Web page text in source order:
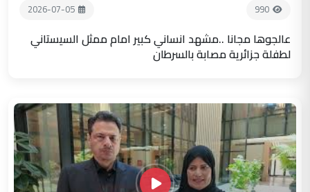
990
2026-07-05
عالجوها مجانا ..مشهد انساني كبير امام ممثل السيستاني
لطفلة جزائرية مصابة بالسرطان